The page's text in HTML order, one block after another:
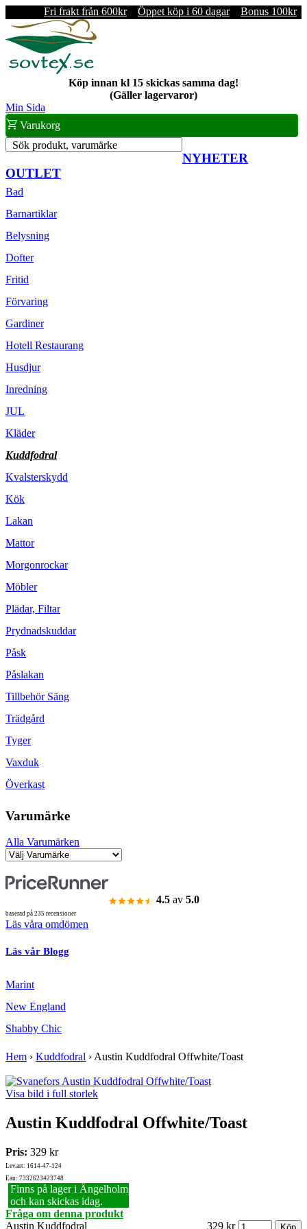
Fri frakt från 600kr Öppet köp i 60 dagar Bonus 100kr
Köp innan kl 15 skickas samma dag!
(Gäller lagervaror)
Min Sida
Varukorg
Sök produkt, varumärke
NYHETER
OUTLET
Bad
Barnartiklar
Belysning
Dofter
Fritid
Förvaring
Gardiner
Hotell Restaurang
Husdjur
Inredning
JUL
Kläder
Kuddfodral
Kvalsterskydd
Kök
Lakan
Mattor
Morgonrockar
Möbler
Plädar, Filtar
Prydnadskuddar
Påsk
Påslakan
Tillbehör Säng
Trädgård
Tyger
Vaxduk
Överkast
Varumärke
Alla Varumärken
4.5 av 5.0
baserad på 235 recensioner
Läs våra omdömen
Läs vår Blogg
Marint
New England
Shabby Chic
Hem › Kuddfodral ›Austin Kuddfodral Offwhite/Toast
Visa bild i full storlek
Austin Kuddfodral Offwhite/Toast
Pris: 329 kr
Lev.art: 1614-47-124
Ean: 7332623423748
Finns på lager i Ängelholm
och kan skickas idag.
Fråga om denna produkt
Austin Kuddfodral
329 kr